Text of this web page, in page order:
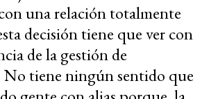
una relación totalmente
decisión tiene que ver con
de la gestión de
tiene ningún sentido que